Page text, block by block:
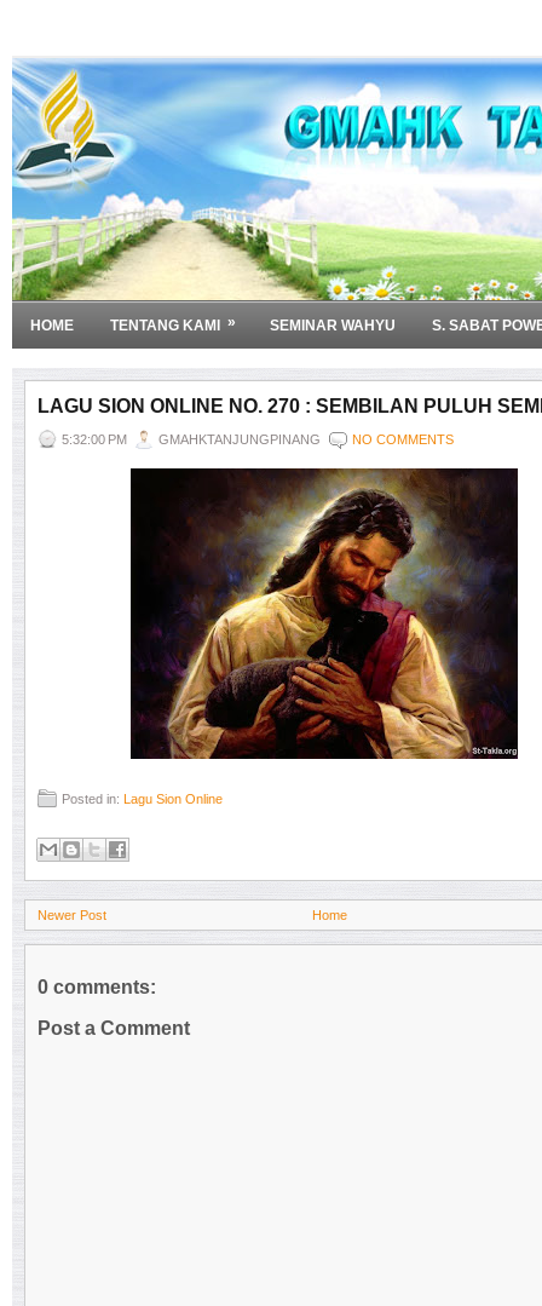
HOME TENTANG KAMI » SEMINAR WAHYU S. SABAT
LAGU SION ONLINE NO. 270 : SEMBILAN PULUH
5:32:00 PM GMAHKTANJUNGPINANG NO COMMENTS
Posted in: Lagu Sion Online
Newer Post Home
0 comments:
Post a Comment